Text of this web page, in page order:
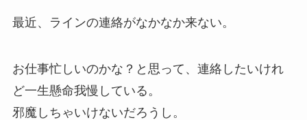
最近、ラインの連絡がなかなか来ない。
お仕事忙しいのかな？と思って、連絡したいけれ
ど一生懸命我慢している。
邪魔しちゃいけないだろうし。